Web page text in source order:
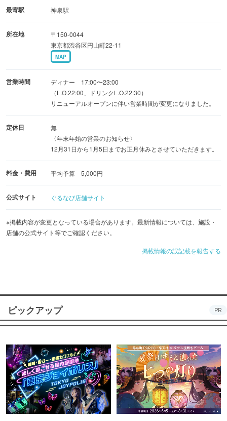
最寄駅 神泉駅
所在地
〒150-0044
東京都渋谷区円山町22-11
MAP
営業時間
ディナー 17:00〜23:00
（L.O.22:00、ドリンクL.O.22:30）
リニューアルオープンに伴い営業時間が変更になりました。
定休日
無
〈年末年始の営業のお知らせ〉
12月31日から1月5日までお正月休みとさせていただきます。
料金・費用 平均予算 5,000円
公式サイト ぐるなび店舗サイト
※掲載内容が変更となっている場合があります。最新情報については、施設・
店舗の公式サイト等でご確認ください。
掲載情報の誤記載を報告する
ピックアップ PR